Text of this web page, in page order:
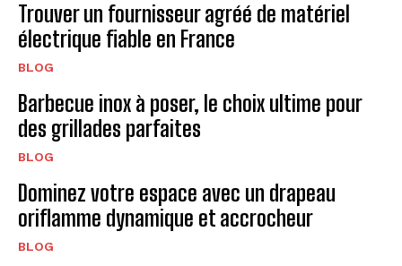
Trouver un fournisseur agréé de matériel
électrique fiable en France
BLOG
Barbecue inox à poser, le choix ultime pour
des grillades parfaites
BLOG
Dominez votre espace avec un drapeau
oriflamme dynamique et accrocheur
BLOG